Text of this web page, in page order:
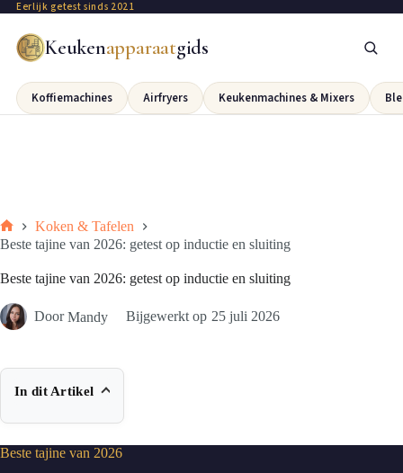
Eerlijk getest sinds 2021
Keukenapparaatgids
Koffiemachines Airfryers Keukenmachines & Mixers
Koken & Tafelen
Beste tajine van 2026: getest op inductie en sluiting
Beste tajine van 2026: getest op inductie en sluiting
Door Mandy Bijgewerkt op 25 juli 2026
In dit Artikel
Beste tajine van 2026